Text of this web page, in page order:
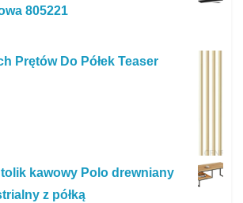
805221
Prętów Do Półek Teaser
kawowy Polo drewniany
z półką